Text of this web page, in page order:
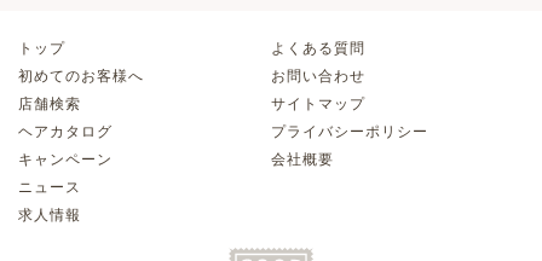
トップ
初めてのお客様へ
店舗検索
ヘアカタログ
キャンペーン
ニュース
求人情報
よくある質問
お問い合わせ
サイトマップ
プライバシーポリシー
会社概要